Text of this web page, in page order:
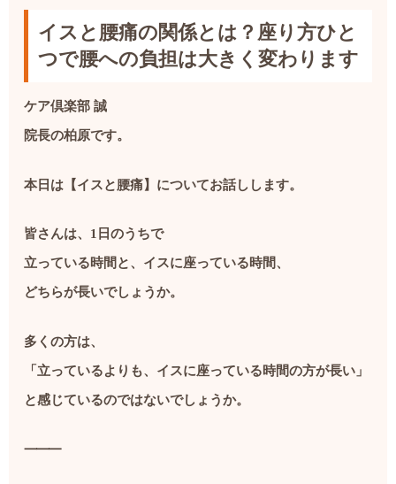
イスと腰痛の関係とは？座り方ひと
つで腰への負担は大きく変わります
ケア倶楽部 誠
院長の柏原です。
本日は【イスと腰痛】についてお話しします。
皆さんは、1日のうちで
立っている時間と、イスに座っている時間、
どちらが長いでしょうか。
多くの方は、
「立っているよりも、イスに座っている時間の方が長い」
と感じているのではないでしょうか。
⸻